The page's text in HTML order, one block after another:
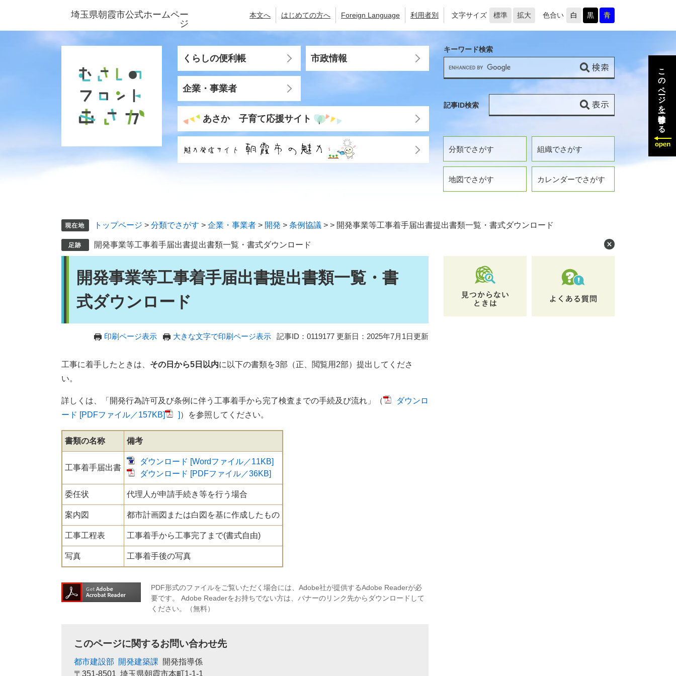
ジ
ュ
埼玉県朝霞市公式ホームペー
ジ
本文へ はじめての方へ Foreign Language 利用者別 文字サイズ 標準 拡大 色合い 白 黒 青
くらしの便利帳 市政情報
企業・事業者
あさか 子育て応援サイト
分類でさがす 組織でさがす
地図でさがす カレンダーでさがす
キーワード検索
記事ID検索
トップページ > 分類でさがす > 企業・事業者 > 開発 > 条例協議 > > 開発事業等工事着手届出書提出書類一覧・書式ダウンロード
開発事業等工事着手届出書提出書類一覧・書式ダウンロード
開発事業等工事着手届出書提出書類一覧・書
式ダウンロード
印刷ページ表示 大きな文字で印刷ページ表示 記事ID：0119177 更新日：2025年7月1日更新
工事に着手したときは、 その日から5日以内に以下の書類を3部（正、閲覧用2部）提出してくださ
い。
詳しくは、「開発行為許可及び条例に伴う工事着手から完了検査までの手続及び流れ」（
ダウンロ
ード [PDFファイル／157KB]
] ）を参照してください。
書類の名称 備考
工事着手届出書
ダウンロード [Wordファイル／11KB]
ダウンロード [PDFファイル／36KB]
委任状 代理人が申請手続き等を行う場合
案内図 都市計画図または白図を基に作成したもの
工事工程表 工事着手から工事完了まで(書式自由)
写真 工事着手後の写真
PDF形式のファイルをご覧いただく場合には、Adobe社が提供するAdobe Readerが必
要です。
Adobe Readerをお持ちでない方は、バナーのリンク先からダウンロードして
ください。（無料）
このページに関するお問い合わせ先
都市建設部 開発建築課
開発指導係
〒351-8501 埼玉県朝霞市本町1-1-1
このページを一時保存する